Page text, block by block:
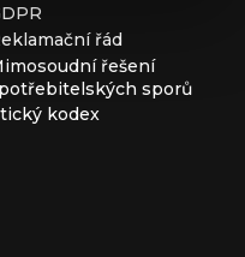
řád
řešení
sporů
kodex